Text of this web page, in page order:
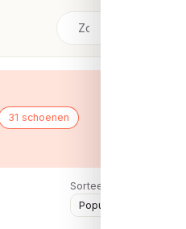
31 schoenen
Sorteer: